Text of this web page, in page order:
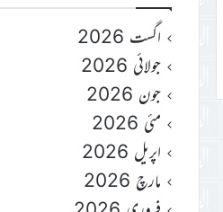
اگست 2026
جولائی 2026
جون 2026
مئی 2026
اپریل 2026
مارچ 2026